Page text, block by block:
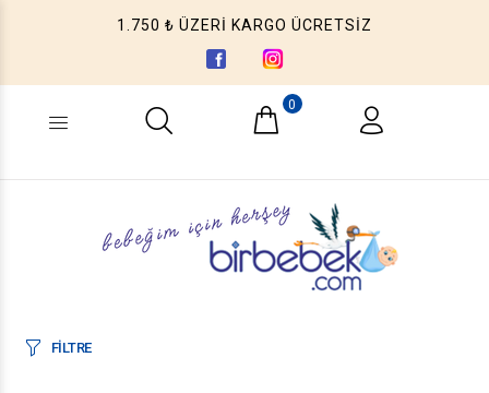
1.750 ₺ ÜZERİ KARGO ÜCRETSİZ
Ne aramıştınız? (Ürün, Kategori ...)
0
FİLTRE